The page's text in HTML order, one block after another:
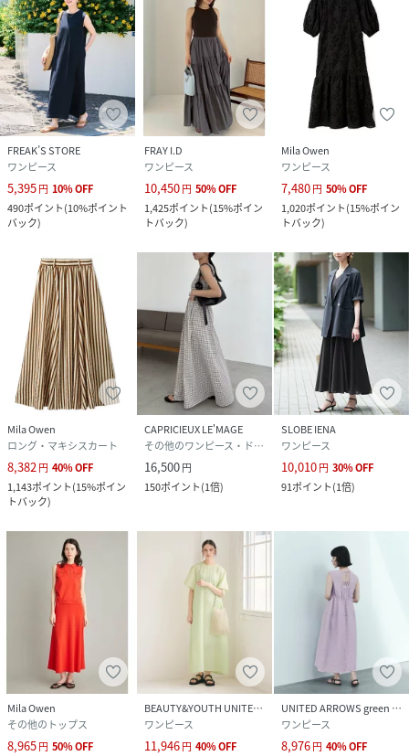
FREAK’S STORE
ワンピース
5,395円 10%OFF
490ポイント(10%ポイント
バック)
FRAY I.D
ワンピース
10,450円 50%OFF
1,425ポイント(15%ポイン
トバック)
Mila Owen
ワンピース
7,480円 50%OFF
1,020ポイント(15%ポイン
トバック)
Mila Owen
ロング・マキシスカート
8,382円 40%OFF
1,143ポイント(15%ポイン
トバック)
CAPRICIEUX LE'MAGE
その他のワンピース・ドレス
16,500円
150ポイント(1倍)
SLOBE IENA
ワンピース
10,010円 30%OFF
91ポイント(1倍)
Mila Owen
その他のトップス
8,965円 50%OFF
BEAUTY&YOUTH UNITED ARROWS
ワンピース
11,946円 40%OFF
UNITED ARROWS green label relaxing
ワンピース
8,976円 40%OFF